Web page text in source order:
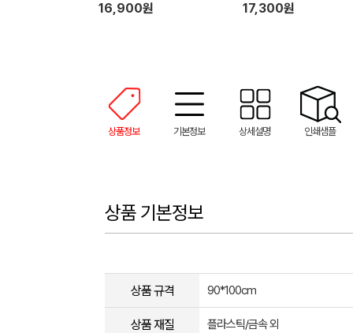
16,900원 17,300원
상품정보 기본정보 상세설명 인쇄샘플
상품 기본정보
상품 규격 90*100cm
상품 재질 플라스틱/금속 외